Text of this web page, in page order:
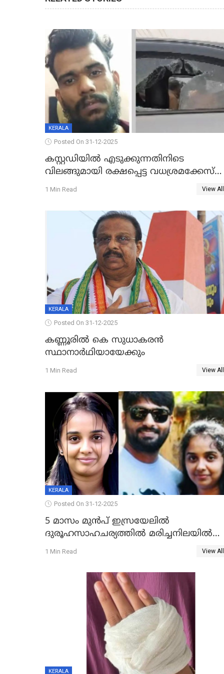
KERALA
Posted On 31-12-2025
കസ്റ്റഡിയിൽ എടുക്കുന്നതിനിടെ
വിലങ്ങുമായി രക്ഷപ്പെട്ട വധശ്രമക്കേസ്
പ്രതി പിടിയിൽ
1 Min Read View All
KERALA
Posted On 31-12-2025
കണ്ണൂരിൽ കെ സുധാകരൻ
സ്ഥാനാർഥിയായേക്കും
1 Min Read View All
KERALA
Posted On 31-12-2025
5 മാസം മുൻപ് ഇസ്രയേലിൽ
ദുരൂഹസാഹചര്യത്തിൽ മരിച്ചനിലയിൽ
കണ്ടെത്തിയ മലയാളി യുവാവിന്റെ
1 Min Read View All
KERALA